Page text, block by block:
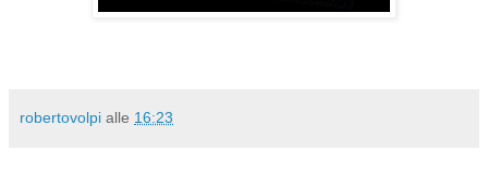
robertovolpi alle 16:23